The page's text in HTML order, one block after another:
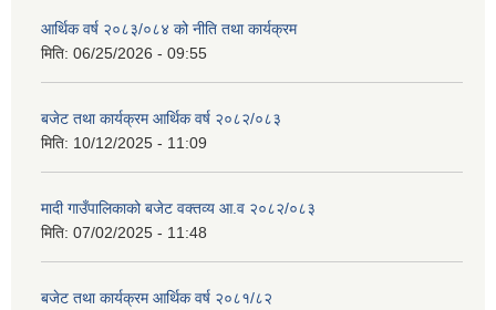
आर्थिक वर्ष २०८३/०८४ को नीति तथा कार्यक्रम
मिति: 06/25/2026 - 09:55
बजेट तथा कार्यक्रम आर्थिक वर्ष २०८२/०८३
मिति: 10/12/2025 - 11:09
मादी गाउँपालिकाको बजेट वक्तव्य आ.व २०८२/०८३
मिति: 07/02/2025 - 11:48
बजेट तथा कार्यक्रम आर्थिक वर्ष २०८१/८२